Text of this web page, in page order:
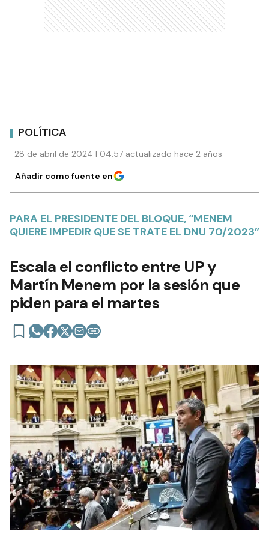
POLÍTICA
28 de abril de 2024 | 04:57 actualizado hace 2 años
Añadir como fuente en
PARA EL PRESIDENTE DEL BLOQUE, “MENEM
QUIERE IMPEDIR QUE SE TRATE EL DNU 70/2023”
Escala el conflicto entre UP y
Martín Menem por la sesión que
piden para el martes